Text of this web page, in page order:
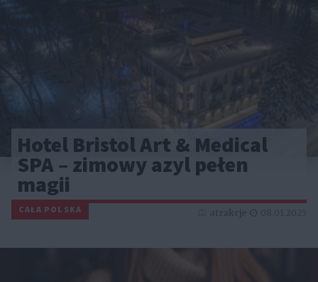
Hotel Bristol Art & Medical
SPA – zimowy azyl pełen
magii
CAŁA POLSKA